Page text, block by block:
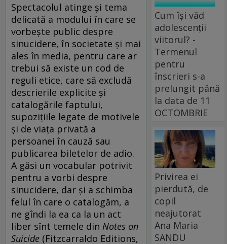
Spectacolul atinge și tema
delicată a modului în care se
vorbește public despre
sinucidere, în societate și mai
ales în media, pentru care ar
trebui să existe un cod de
reguli etice, care să excludă
descrierile explicite și
catalogările faptului,
supozițiile legate de motivele
și de viața privată a
persoanei în cauză sau
publicarea biletelor de adio.
A găsi un vocabular potrivit
pentru a vorbi despre
sinucidere, dar și a schimba
felul în care o catalogăm, a
ne gîndi la ea ca la un act
liber sînt temele din Notes on
Suicide (Fitzcarraldo Editions,
Cum își văd
adolescenții
viitorul? -
Termenul
pentru
înscrieri s-a
prelungit până
la data de 11
OCTOMBRIE
Privirea ei
pierdută, de
copil
neajutorat
Ana Maria
SANDU